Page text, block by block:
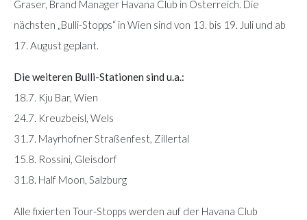
Graser, Brand Manager Havana Club in Österreich. Die
nächsten „Bulli-Stopps“ in Wien sind von 13. bis 19. Juli und ab
17. August geplant.
Die weiteren Bulli-Stationen sind u.a.:
18.7. Kju Bar, Wien
24.7. Kreuzbeisl, Wels
31.7. Mayrhofner Straßenfest, Zillertal
15.8. Rossini, Gleisdorf
31.8. Half Moon, Salzburg
Alle fixierten Tour-Stopps werden auf der Havana Club